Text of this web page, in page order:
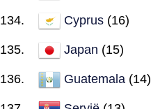
Cyprus (16)
Japan (15)
Guatemala (14)